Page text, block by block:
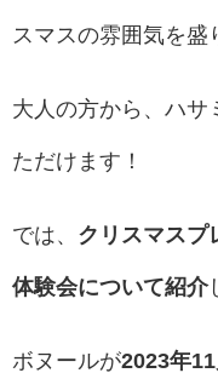
スマスの雰囲気を盛
大人の方から、ハサ
ただけます！
では、 クリスマスプ
体験会について紹介
ボヌールが2023年